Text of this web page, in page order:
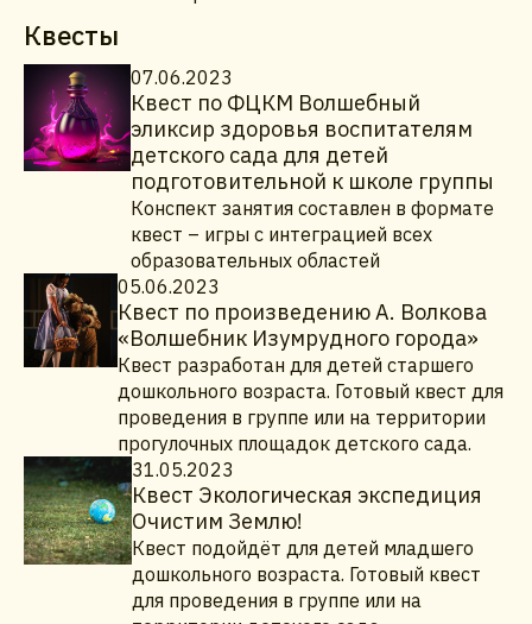
Квесты
07.06.2023
Квест по ФЦКМ Волшебный
эликсир здоровья воспитателям
детского сада для детей
подготовительной к школе группы
Конспект занятия составлен в формате
квест – игры с интеграцией всех
образовательных областей
05.06.2023
Квест по произведению А. Волкова
«Волшебник Изумрудного города»
Квест разработан для детей старшего
дошкольного возраста. Готовый квест для
проведения в группе или на территории
прогулочных площадок детского сада.
31.05.2023
Квест Экологическая экспедиция
Очистим Землю!
Квест подойдёт для детей младшего
дошкольного возраста. Готовый квест
для проведения в группе или на